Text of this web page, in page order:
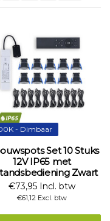
- Dimbaar
Set 10 Stuks
12V IP65 met
Zwart
€73,95 Incl. btw
€61,12 Excl. btw